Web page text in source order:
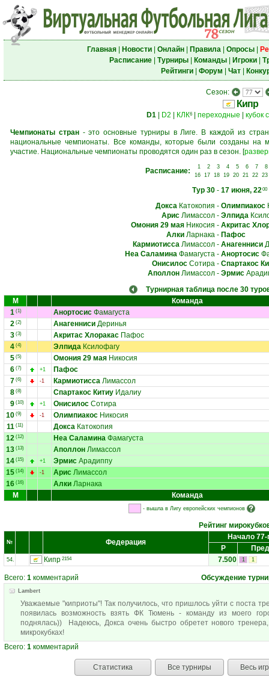
Главная| Новости| Онлайн| Правила| Опросы|
Расписание| Турниры| Команды| Игроки|
Рейтинги| Форум Чат|
Сезон:
Кипр
D1 D2 КЛК6 переходные кубок
Чемпионаты стран- это основные турниры в Лиге. В каждой из
национальные чемпионаты. Все команды, которые были созданы на
участие. Национальные чемпионаты проводятся один раз в сезон. [
Расписание: 1 2 3 4 5 6 7
8
16
17 18 19 20 21 22 23
Тур 30- 17 июня, 2200
ДоксаКатокопия - Олимпиакос
АрисЛимассол- Элпида
Омония 29 маяНикосия - Акритас
АлкиЛарнака- Пафос
КармиотиссаЛимассол- Анагенниси
Неа СаламинаФамагуста- Анортосис
ОнисилосСотира- Спартакос
АполлонЛимассол- Эрмис
Турнирная таблица после 30
М
Команда
1 (1) Анортосис Фамагуста
2 (2) Анагенниси Деринья
3 (3) Акритас Хлоракас Пафос
4 (4) Элпида Ксилофагу
5 (5) Омония 29 мая Никосия
6 (7) +1
Пафос
7 (6) -1 Кармиотисса Лимассол
8 (8) Спартакос Китиу Идалиу
9 (10) +1 Онисилос Сотира
10 (9) -1 Олимпиакос Никосия
11 (11) Докса Катокопия
12 (12) Неа Саламина Фамагуста
13 (13) Аполлон Лимассол
14 (15) +1 Эрмис Арадиппу
15 (14) -1 Арис Лимассол
16 (16) Алки Ларнака
М
Команда
- вышла в Лигу европейских чемпионов
Рейтинг
№ Федерация
Начало 77-
Р
54. Кипр 2154 7.500 1 1
Всего: 1 комментарий Обсуждение
Lambert
Уважаемые "киприоты"! Так получилось, что пришлось уйти с поста
появилась возможность взять ФК Тюмень - команду из моего
поднялась)) Надеюсь, Докса очень быстро обретет нового
микрокубках!
Всего: 1 комментарий
Статистика Все турниры Весь